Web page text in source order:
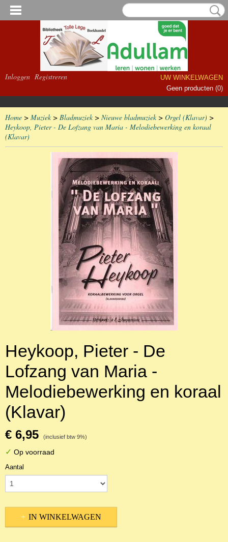
Inloggen Registreren
UW WINKELWAGEN
Geen producten (0)
Home > Muziek> Bladmuziek> Nieuwe bladmuziek> Orgel (Klavar) >
Heykoop, Pieter - De Lofzang van Maria - Melodiebewerking en koraal
(Klavar)
Heykoop, Pieter - De
Lofzang van Maria -
Melodiebewerking en koraal
(Klavar)
€ 6,95 (inclusief btw 9%)
✓ Op voorraad
Aantal
IN WINKELWAGEN